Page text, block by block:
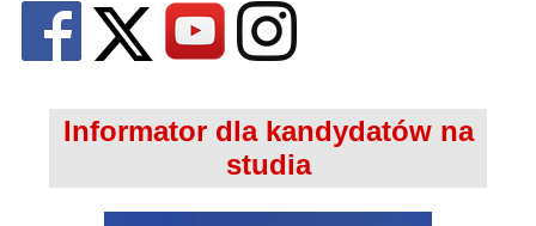
Informator dla kandydatów na
studia